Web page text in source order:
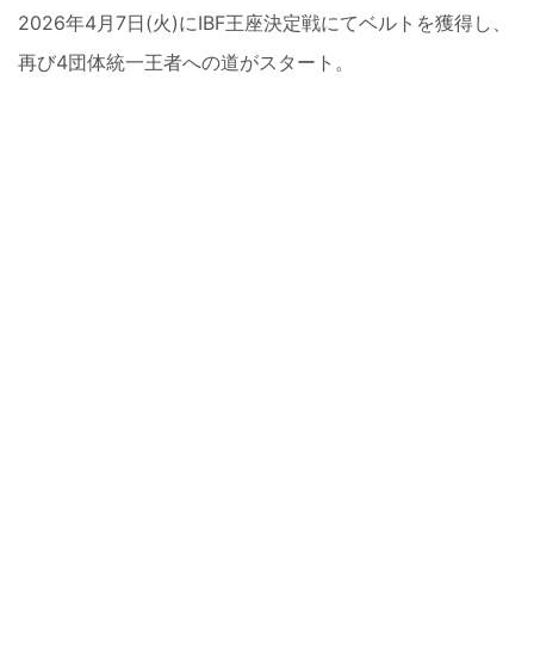
2026年4月7日(火)にIBF王座決定戦にてベルトを獲得し、
再び4団体統一王者への道がスタート。